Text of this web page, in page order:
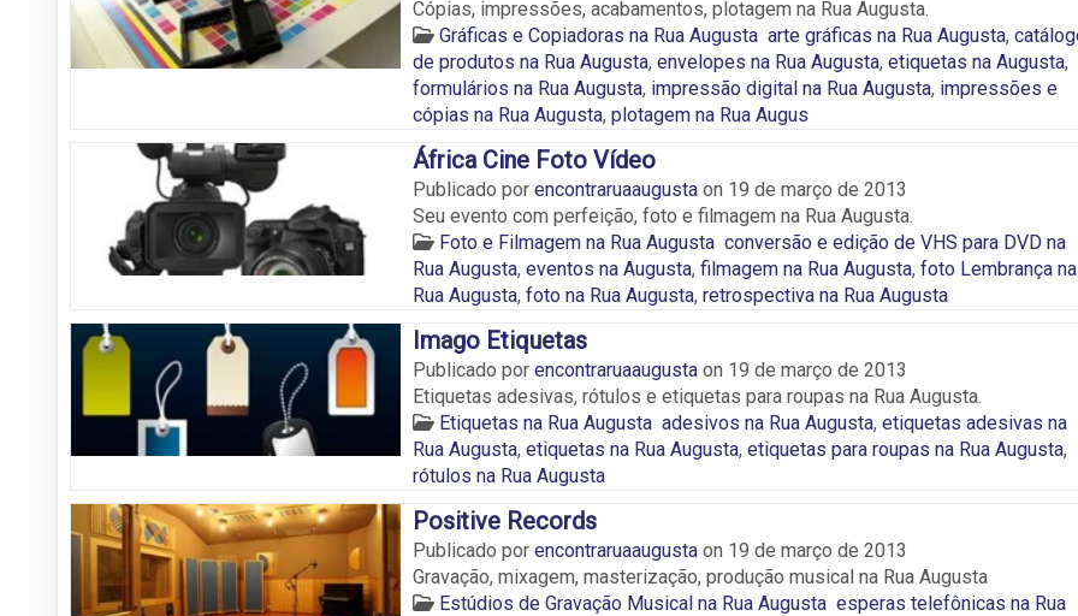
Cópias, impressões, acabamentos, plotagem na Rua Augusta.
Gráficas e Copiadoras na Rua Augusta arte gráficas na Rua Augusta,
de produtos na Rua Augusta, envelopes na Rua Augusta, etiquetas na Augusta,
formulários na Rua Augusta, impressão digital na Rua Augusta, impressões e
cópias na Rua Augusta, plotagem na Rua Augus
África Cine Foto Vídeo
Publicado por encontraruaaugusta on 19 de março de 2013
Seu evento com perfeição, foto e filmagem na Rua Augusta.
Foto e Filmagem na Rua Augusta conversão e edição de VHS para DVD na
Rua Augusta, eventos na Augusta, filmagem na Rua Augusta, foto Lembrança na
Rua Augusta, foto na Rua Augusta, retrospectiva na Rua Augusta
Imago Etiquetas
Publicado por encontraruaaugusta on 19 de março de 2013
Etiquetas adesivas, rótulos e etiquetas para roupas na Rua Augusta.
Etiquetas na Rua Augusta adesivos na Rua Augusta, etiquetas adesivas na
Rua Augusta, etiquetas na Rua Augusta, etiquetas para roupas na Rua Augusta,
rótulos na Rua Augusta
Positive Records
Publicado por encontraruaaugusta on 19 de março de 2013
Gravação, mixagem, masterização, produção musical na Rua Augusta
Estúdios de Gravação Musical na Rua Augusta esperas telefônicas na Rua